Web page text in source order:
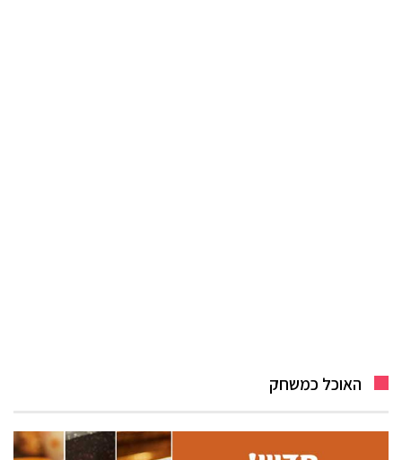
האוכל כמשחק